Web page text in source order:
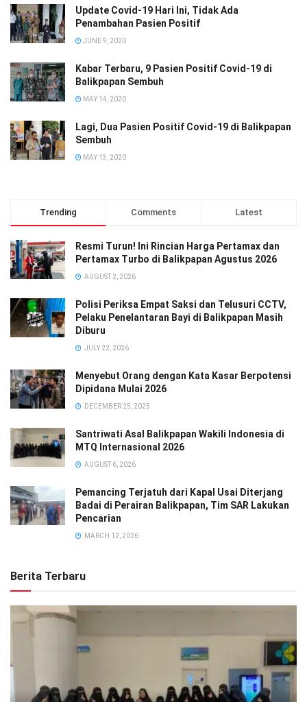
Update Covid-19 Hari Ini, Tidak Ada
Penambahan Pasien Positif
JUNE 9, 2020
Kabar Terbaru, 9 Pasien Positif Covid-19 di
Balikpapan Sembuh
MAY 14, 2020
Lagi, Dua Pasien Positif Covid-19 di Balikpapan
Sembuh
MAY 13, 2020
Trending Comments Latest
Resmi Turun! Ini Rincian Harga Pertamax dan
Pertamax Turbo di Balikpapan Agustus 2026
AUGUST 2, 2026
Polisi Periksa Empat Saksi dan Telusuri CCTV,
Pelaku Penelantaran Bayi di Balikpapan Masih
Diburu
JULY 22, 2026
Menyebut Orang dengan Kata Kasar Berpotensi
Dipidana Mulai 2026
DECEMBER 25, 2025
Santriwati Asal Balikpapan Wakili Indonesia di
MTQ Internasional 2026
AUGUST 6, 2026
Pemancing Terjatuh dari Kapal Usai Diterjang
Badai di Perairan Balikpapan, Tim SAR Lakukan
Pencarian
MARCH 12, 2026
Berita Terbaru